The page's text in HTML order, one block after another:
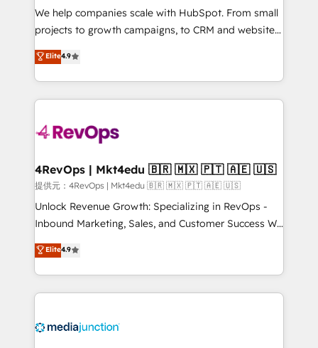
HubSpot Rising Star Why us? Harnessing the full
potential of the powerful HubSpot CRM. ✔️A team of
HubSpot experience ✔️Flexible pricing models —
Hourly-fee (assigned one Dedicated HubSpot
requirement). ✔️Helped over 25,000+ customers so
far with our HubSpot solutions. ✔️Bespoke apps &
on-demand bundle services. Connect with us today!
We help companies scale with HubSpot. From small
projects to growth campaigns, to CRM and websites.
Hire an agency that's experienced in every inch of
HubSpot and willing to work hand-in-hand with your
team to simplify the complex and build a better
experience for your team and customers.
Elite4.9
4RevOps | Mkt4edu 🇧🇷 🇲🇽 🇵🇹 🇦🇪 🇺🇸
提供元：4RevOps | Mkt4edu 🇧🇷 🇲🇽 🇵🇹 🇦🇪 🇺🇸
Unlock Revenue Growth: Specializing in RevOps -
Inbound Marketing, Sales, and Customer Success We
specialize in driving revenue growth for companies
across industries through tailored marketing, sales,
and customer success strategies, utilizing RevOps
methodologies. As Latin America's largest HubSpot
offer unparalleled insights. Operating in five
Elite4.9